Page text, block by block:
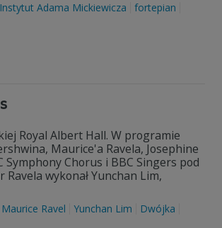
Instytut Adama Mickiewicza
fortepian
Royal Albert Hall. W programie
Maurice'a Ravela, Josephine
Chorus i BBC Singers pod
wykonał Yunchan Lim,
Maurice Ravel Yunchan Lim Dwójka